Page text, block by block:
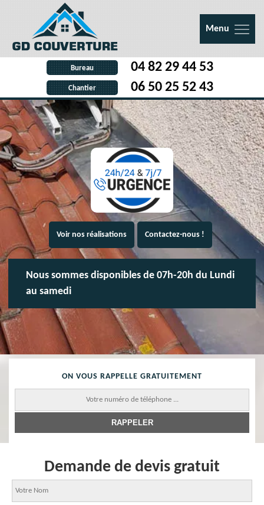
Menu
Bureau 04 82 29 44 53
Chantier 06 50 25 52 43
Voir nos réalisations Contactez-nous !
Nous sommes disponibles de 07h-20h du Lundi
au samedi
ON VOUS RAPPELLE GRATUITEMENT
Demande de devis gratuit